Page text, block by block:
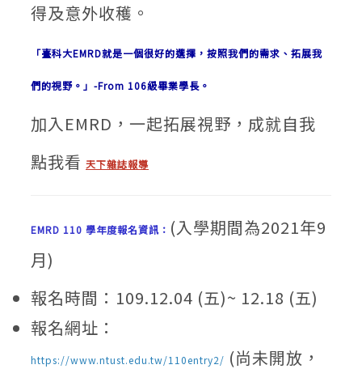
得及意外收穫。
「臺科大EMRD就是一個很好的選擇，按照我們的需求、拓展我
們的視野。」-From 106級畢業學長。
加入EMRD，一起拓展視野，成就自我
點我看 天下雜誌​報導
EMRD 110 學年度報名資訊： (入學期間為2021年9
月)​
報名時間：109.12.04 (五)~ 12.18 (五)
報名網址：
https://www.ntust.edu.tw/110entry2/ (尚未開放，